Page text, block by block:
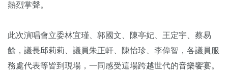
熱烈掌聲。
此次演唱會立委林宜瑾、郭國文、陳亭妃、王定宇、蔡易
餘，議長邱莉莉、議員朱正軒、陳怡珍、李偉智，各議員服
務處代表等皆到現場，一同感受這場跨越世代的音樂饗宴。